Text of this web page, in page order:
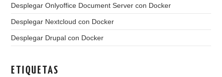
Desplegar Onlyoffice Document Server con Docker
Desplegar Nextcloud con Docker
Desplegar Drupal con Docker
ETIQUETAS